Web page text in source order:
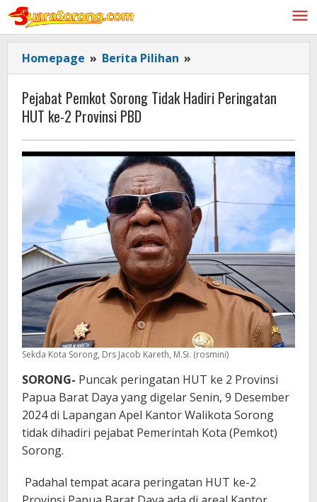
Lewati
konten
Homepage » Berita Pilihan »
Pemkot
Sorong
Tidak
Peringatan
HUT
ke-
2
Provinsi
PBD
Pejabat Pemkot Sorong Tidak Hadiri Peringatan
HUT ke-2 Provinsi PBD
Sekda Kota Sorong, Drs Jacob Kareth, M.Si. (rosmini)
SORONG- Puncak peringatan HUT ke 2 Provinsi
Papua Barat Daya yang digelar Senin, 9 Desember
2024 di Lapangan Apel Kantor Walikota Sorong
tidak dihadiri pejabat Pemerintah Kota (Pemkot)
Sorong.
Padahal tempat acara peringatan HUT ke-2